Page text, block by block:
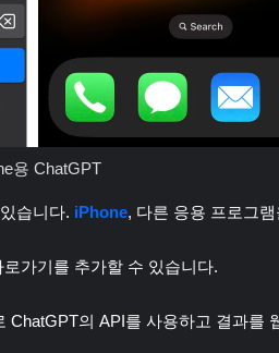
용 ChatGPT
습니다. iPhone, 다른 응용 프로그
가기를 추가할 수 있습니다.
의 API를 사용하고 결과를